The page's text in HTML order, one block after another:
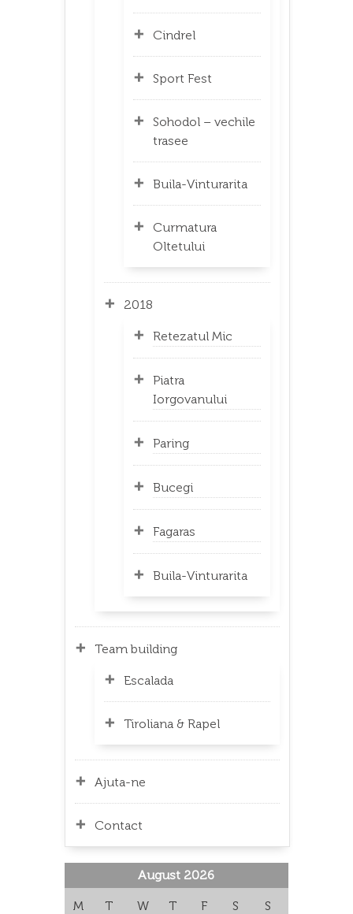
Cindrel
Sport Fest
Sohodol – vechile
trasee
Buila-Vinturarita
Curmatura
Oltetului
2018
Retezatul Mic
Piatra
Iorgovanului
Paring
Bucegi
Fagaras
Buila-Vinturarita
Team building
Escalada
Tiroliana & Rapel
Ajuta-ne
Contact
August 2026
M T W T F S S